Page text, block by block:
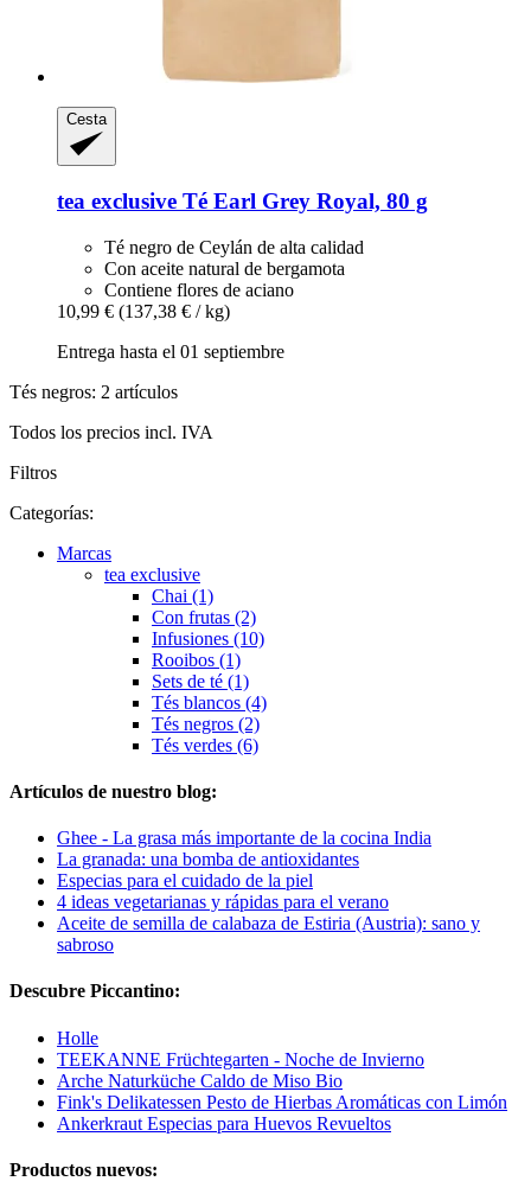
Cesta
tea exclusive Té Earl Grey Royal, 80 g
Té negro de Ceylán de alta calidad
Con aceite natural de bergamota
Contiene flores de aciano
10,99 € (137,38 € / kg)
Entrega hasta el 01 septiembre
Tés negros: 2 artículos
Todos los precios incl. IVA
Filtros
Categorías:
Marcas
tea exclusive
Chai (1)
Con frutas (2)
Infusiones (10)
Rooibos (1)
Sets de té (1)
Tés blancos (4)
Tés negros (2)
Tés verdes (6)
Artículos de nuestro blog:
Ghee - La grasa más importante de la cocina India
La granada: una bomba de antioxidantes
Especias para el cuidado de la piel
4 ideas vegetarianas y rápidas para el verano
Aceite de semilla de calabaza de Estiria (Austria): sano y
sabroso
Descubre Piccantino:
Holle
TEEKANNE Früchtegarten - Noche de Invierno
Arche Naturküche Caldo de Miso Bio
Fink's Delikatessen Pesto de Hierbas Aromáticas con Limón
Ankerkraut Especias para Huevos Revueltos
Productos nuevos: